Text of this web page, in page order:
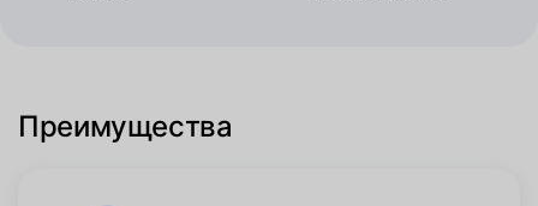
Преимущества